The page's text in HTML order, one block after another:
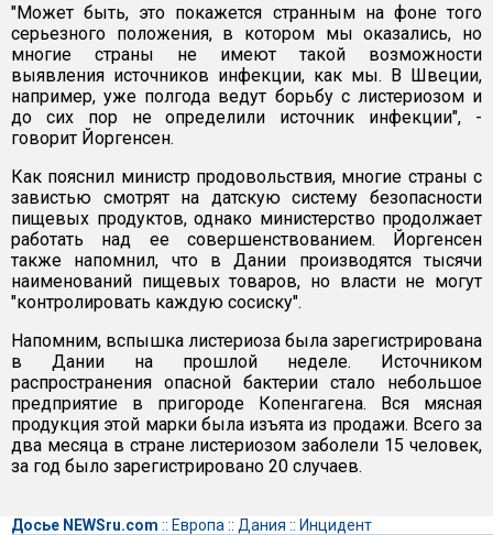
"Может быть, это покажется странным на фоне того
серьезного положения, в котором мы оказались, но
многие страны не имеют такой возможности
выявления источников инфекции, как мы. В Швеции,
например, уже полгода ведут борьбу с листериозом и
до сих пор не определили источник инфекции", -
говорит Йоргенсен.
Как пояснил министр продовольствия, многие страны с
завистью смотрят на датскую систему безопасности
пищевых продуктов, однако министерство продолжает
работать над ее совершенствованием. Йоргенсен
также напомнил, что в Дании производятся тысячи
наименований пищевых товаров, но власти не могут
"контролировать каждую сосиску".
Напомним, вспышка листериоза была зарегистрирована
в Дании на прошлой неделе. Источником
распространения опасной бактерии стало небольшое
предприятие в пригороде Копенгагена. Вся мясная
продукция этой марки была изъята из продажи. Всего за
два месяца в стране листериозом заболели 15 человек,
за год было зарегистрировано 20 случаев.
Досье NEWSru.com :: Европа :: Дания :: Инцидент